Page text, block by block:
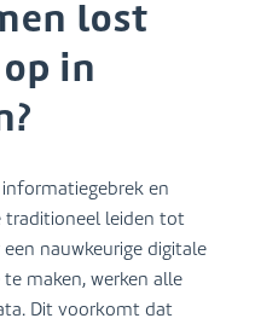
lost
in
en
traditioneel leiden tot
nauwkeurige digitale
maken, werken alle
Dit voorkomt dat